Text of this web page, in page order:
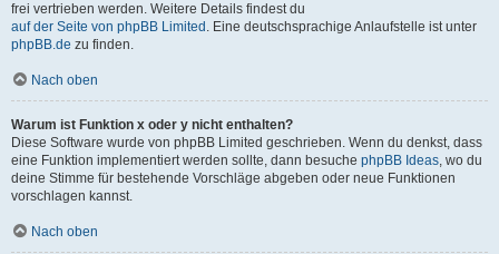
frei vertrieben werden. Weitere Details findest du
auf der Seite von phpBB Limited . Eine deutschsprachige Anlaufstelle ist unter
phpBB.de zu finden.
Nach oben
Warum ist Funktion x oder y nicht enthalten?
Diese Software wurde von phpBB Limited geschrieben. Wenn du denkst, dass
eine Funktion implementiert werden sollte, dann besuche phpBB Ideas, wo du
deine Stimme für bestehende Vorschläge abgeben oder neue Funktionen
vorschlagen kannst.
Nach oben